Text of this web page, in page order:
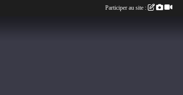
Participer au site :